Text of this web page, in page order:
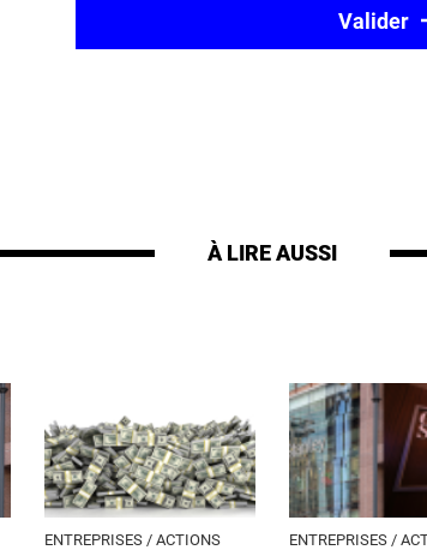
À LIRE AUSSI
ENTREPRISES / ACTIONS ENTREPRISES /